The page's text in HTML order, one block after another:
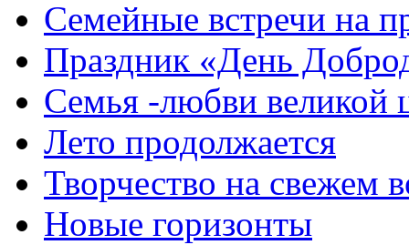
Семейные встречи на
Праздник «День
Семья -любви великой
Лето продолжается
Творчество на свежем
Новые горизонты